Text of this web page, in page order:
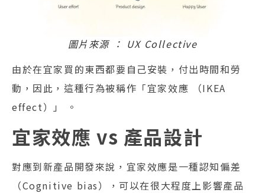
圖片來源 ： UX Collective
由於在宜家買的東西都要自己安裝，付出時間和勞
動，因此，這種行為被稱作「宜家效應 （IKEA
effect）」 。
宜家效應 vs 產品設計
對應到新產品開發來說，宜家效應是一種認知偏差
（Cognitive bias），可以在很大程度上影響產品